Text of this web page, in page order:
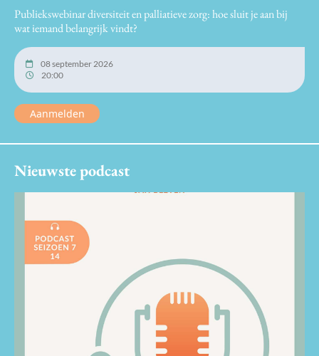
Publiekswebinar diversiteit en palliatieve zorg: hoe sluit je aan bij
wat iemand belangrijk vindt?
08 september 2026
20:00
Aanmelden
Nieuwste podcast